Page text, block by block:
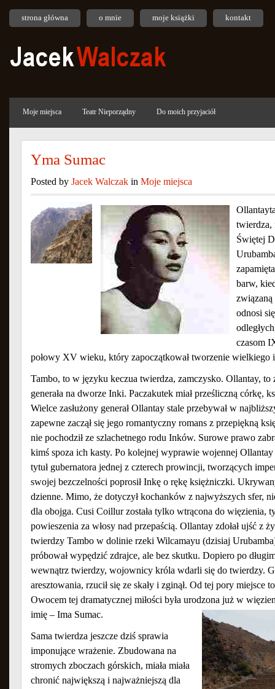
strona główna o mnie moje książki kontakt
Moje miejsca Teatr Nieporządny Do moich przyjaciół
Yma Sumac
Posted by Jacek Walczak in Moje miejsca
twierdza,
Świętej
barw,
odnosi
czasom
połowy XV wieku, który zapoczątkował tworzenie wielkiego
Tambo, to w języku keczua twierdza, zamczysko. Ollantay, to
generała na dworze Inki. Paczakutek miał prześliczną córkę,
Wielce zasłużony generał Ollantay stale przebywał w
zapewne zaczął się jego romantyczny romans z przepiękną
nie pochodził ze szlachetnego rodu Inków. Surowe prawo
kimś spoza ich kasty. Po kolejnej wyprawie wojennej Ollantay
tytuł gubernatora jednej z czterech prowincji, tworzących
swojej bezczelności poprosił Inkę o rękę księżniczki.
dzienne. Mimo, że dotyczył kochanków z najwyższych sfer,
dla obojga. Cusi Coillur została tylko wtrącona do więzienia,
powieszenia za włosy nad przepaścią. Ollantay zdołał ujść z
twierdzy Tambo w dolinie rzeki Wilcamayu (dzisiaj
próbował wypędzić zdrajce, ale bez skutku. Dopiero po
wewnątrz twierdzy, wojownicy króla wdarli się do twierdzy.
aresztowania, rzucił się ze skały i zginął. Od tej pory miejsce
Owocem tej dramatycznej miłości była urodzona już w
imię – Ima Sumac.
Sama twierdza jeszcze dziś sprawia
imponujące wrażenie. Zbudowana na
stromych zboczach górskich, miała miała
chronić największą i najważniejszą dla